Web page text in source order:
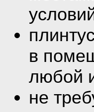
в
любой
не